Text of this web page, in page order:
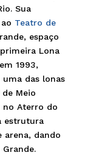
Sua
Teatro de
espaço
Lona
1993,
das lonas
Meio
no Aterro do
estrutura
dando